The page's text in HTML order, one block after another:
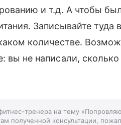
и т.д. А чтобы
Записывайте
количестве.
вы не написали,
тренера на тему
полученной консультации,